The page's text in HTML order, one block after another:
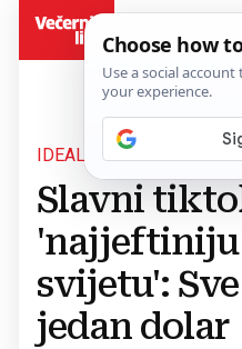
IDEALNA DESTINACIJA
Slavni
'najjeftiniju
svijetu':
jedan dolar